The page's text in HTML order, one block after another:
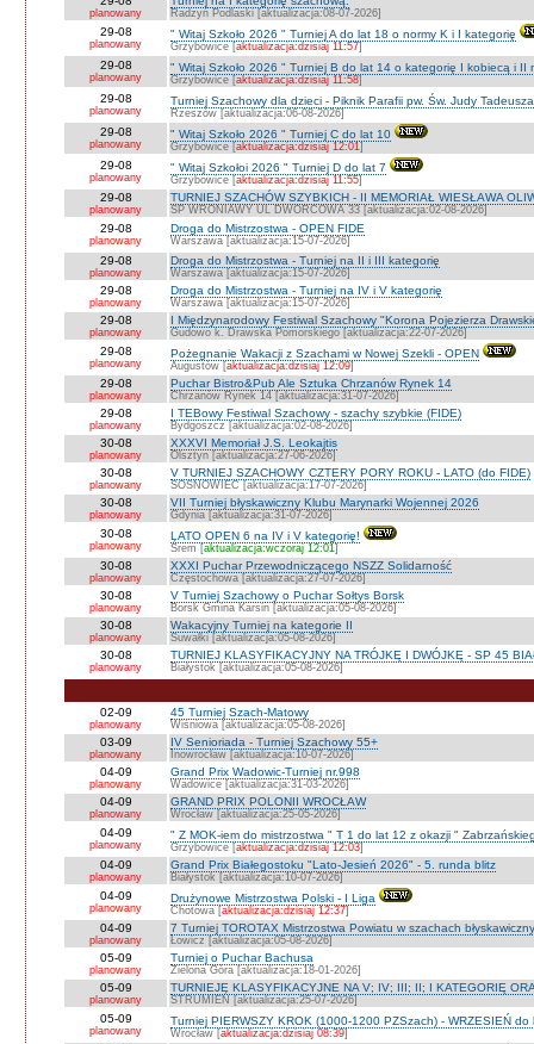
planowany Radzyń Podlaski [aktualizacja:08-07-2026]
29-08
planowany
" Witaj Szkoło 2026 " Turniej A do lat 18 o normy K i I kategorię
Grzybowice [aktualizacja:dzisiaj 11:57]
29-08
planowany
" Witaj Szkoło 2026 " Turniej B do lat 14 o kategorię I kobiecą i II
Grzybowice [aktualizacja:dzisiaj 11:58]
29-08
planowany
Turniej Szachowy dla dzieci - Piknik Parafii pw. Św. Judy
Rzeszów [aktualizacja:06-08-2026]
29-08
planowany
" Witaj Szkoło 2026 " Turniej C do lat 10
Grzybowice [aktualizacja:dzisiaj 12:01]
29-08
planowany
" Witaj Szkołoi 2026 " Turniej D do lat 7
Grzybowice [aktualizacja:dzisiaj 11:55]
29-08
planowany
TURNIEJ SZACHÓW SZYBKICH - II MEMORIAŁ WIESŁAWA
SP WRONIAWY UL DWORCOWA 33 [aktualizacja:02-08-2026]
29-08
planowany
Droga do Mistrzostwa - OPEN FIDE
Warszawa [aktualizacja:15-07-2026]
29-08
planowany
Droga do Mistrzostwa - Turniej na II i III kategorię
Warszawa [aktualizacja:15-07-2026]
29-08
planowany
Droga do Mistrzostwa - Turniej na IV i V kategorię
Warszawa [aktualizacja:15-07-2026]
29-08
planowany
I Międzynarodowy Festiwal Szachowy "Korona Pojezierza
Gudowo k. Drawska Pomorskiego [aktualizacja:22-07-2026]
29-08
planowany
Pożegnanie Wakacji z Szachami w Nowej Szekli - OPEN
Augustów [aktualizacja:dzisiaj 12:09]
29-08
planowany
Puchar Bistro&Pub Ale Sztuka Chrzanów Rynek 14
Chrzanów Rynek 14 [aktualizacja:31-07-2026]
29-08
planowany
I TEBowy Festiwal Szachowy - szachy szybkie (FIDE)
Bydgoszcz [aktualizacja:02-08-2026]
30-08
planowany
XXXVI Memoriał J.S. Leokajtis
Olsztyn [aktualizacja:27-06-2026]
30-08
planowany
V TURNIEJ SZACHOWY CZTERY PORY ROKU - LATO (do FIDE)
SOSNOWIEC [aktualizacja:17-07-2026]
30-08
planowany
VII Turniej błyskawiczny Klubu Marynarki Wojennej 2026
Gdynia [aktualizacja:31-07-2026]
30-08
planowany
LATO OPEN 6 na IV i V kategorię!
Śrem [aktualizacja:wczoraj 12:01]
30-08
planowany
XXXI Puchar Przewodniczącego NSZZ Solidarność
Częstochowa [aktualizacja:27-07-2026]
30-08
planowany
V Turniej Szachowy o Puchar Sołtys Borsk
Borsk Gmina Karsin [aktualizacja:05-08-2026]
30-08
planowany
Wakacyjny Turniej na kategorie II
Suwałki [aktualizacja:05-08-2026]
30-08
planowany
TURNIEJ KLASYFIKACYJNY NA TRÓJKĘ I DWÓJKĘ - SP 45
Białystok [aktualizacja:05-08-2026]
02-09
planowany
45 Turniej Szach-Matowy
Wiśniowa [aktualizacja:05-08-2026]
03-09
planowany
IV Senioriada - Turniej Szachowy 55+
Inowrocław [aktualizacja:10-07-2026]
04-09
planowany
Grand Prix Wadowic-Turniej nr.998
Wadowice [aktualizacja:31-03-2026]
04-09
planowany
GRAND PRIX POLONII WROCŁAW
Wrocław [aktualizacja:25-05-2026]
04-09
planowany
" Z MOK-iem do mistrzostwa " T 1 do lat 12 z okazji "
Grzybowice [aktualizacja:dzisiaj 12:03]
04-09
planowany
Grand Prix Białegostoku "Lato-Jesień 2026" - 5. runda blitz
Białystok [aktualizacja:10-07-2026]
04-09
planowany
Drużynowe Mistrzostwa Polski - I Liga
Chotowa [aktualizacja:dzisiaj 12:37]
04-09
planowany
7 Turniej TOROTAX Mistrzostwa Powiatu w szachach
Łowicz [aktualizacja:05-08-2026]
05-09
planowany
Turniej o Puchar Bachusa
Zielona Góra [aktualizacja:18-01-2026]
05-09
planowany
TURNIEJE KLASYFIKACYJNE NA V; IV; III; II; I KATEGORIĘ
STRUMIEŃ [aktualizacja:25-07-2026]
05-09
planowany
Turniej PIERWSZY KROK (1000-1200 PZSzach) - WRZESIEŃ do
Wrocław [aktualizacja:dzisiaj 08:39]